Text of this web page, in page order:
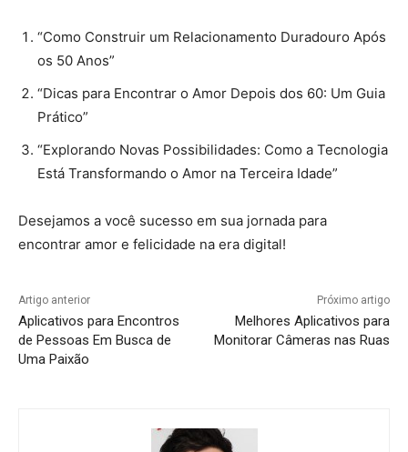
“Como Construir um Relacionamento Duradouro Após
os 50 Anos”
“Dicas para Encontrar o Amor Depois dos 60: Um Guia
Prático”
“Explorando Novas Possibilidades: Como a Tecnologia
Está Transformando o Amor na Terceira Idade”
Desejamos a você sucesso em sua jornada para
encontrar amor e felicidade na era digital!
Artigo anterior
Aplicativos para Encontros
de Pessoas Em Busca de
Uma Paixão
Próximo artigo
Melhores Aplicativos para
Monitorar Câmeras nas Ruas